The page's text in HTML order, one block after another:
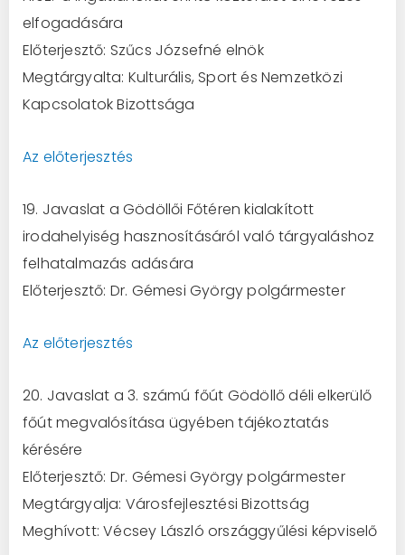
elfogadására
Előterjesztő: Szűcs Józsefné elnök
Megtárgyalta: Kulturális, Sport és Nemzetközi
Kapcsolatok Bizottsága
Az előterjesztés
19. Javaslat a Gödöllői Főtéren kialakított
irodahelyiség hasznosításáról való tárgyaláshoz
felhatalmazás adására
Előterjesztő: Dr. Gémesi György polgármester
Az előterjesztés
20. Javaslat a 3. számú főút Gödöllő déli elkerülő
főút megvalósítása ügyében tájékoztatás
kérésére
Előterjesztő: Dr. Gémesi György polgármester
Megtárgyalja: Városfejlesztési Bizottság
Meghívott: Vécsey László országgyűlési képviselő